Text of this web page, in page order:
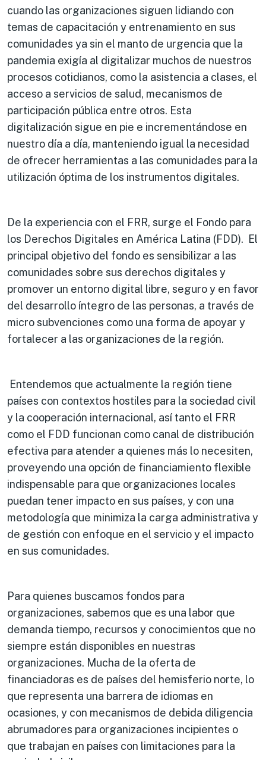
cuando las organizaciones siguen lidiando con
temas de capacitación y entrenamiento en sus
comunidades ya sin el manto de urgencia que la
pandemia exigía al digitalizar muchos de nuestros
procesos cotidianos, como la asistencia a clases, el
acceso a servicios de salud, mecanismos de
participación pública entre otros. Esta
digitalización sigue en pie e incrementándose en
nuestro día a día, manteniendo igual la necesidad
de ofrecer herramientas a las comunidades para la
utilización óptima de los instrumentos digitales.
De la experiencia con el FRR, surge el Fondo para
los Derechos Digitales en América Latina (FDD). El
principal objetivo del fondo es sensibilizar a las
comunidades sobre sus derechos digitales y
promover un entorno digital libre, seguro y en favor
del desarrollo íntegro de las personas, a través de
micro subvenciones como una forma de apoyar y
fortalecer a las organizaciones de la región.
Entendemos que actualmente la región tiene
países con contextos hostiles para la sociedad civil
y la cooperación internacional, así tanto el FRR
como el FDD funcionan como canal de distribución
efectiva para atender a quienes más lo necesiten,
proveyendo una opción de financiamiento flexible
indispensable para que organizaciones locales
puedan tener impacto en sus países, y con una
metodología que minimiza la carga administrativa y
de gestión con enfoque en el servicio y el impacto
en sus comunidades.
Para quienes buscamos fondos para
organizaciones, sabemos que es una labor que
demanda tiempo, recursos y conocimientos que no
siempre están disponibles en nuestras
organizaciones. Mucha de la oferta de
financiadoras es de países del hemisferio norte, lo
que representa una barrera de idiomas en
ocasiones, y con mecanismos de debida diligencia
abrumadores para organizaciones incipientes o
que trabajan en países con limitaciones para la